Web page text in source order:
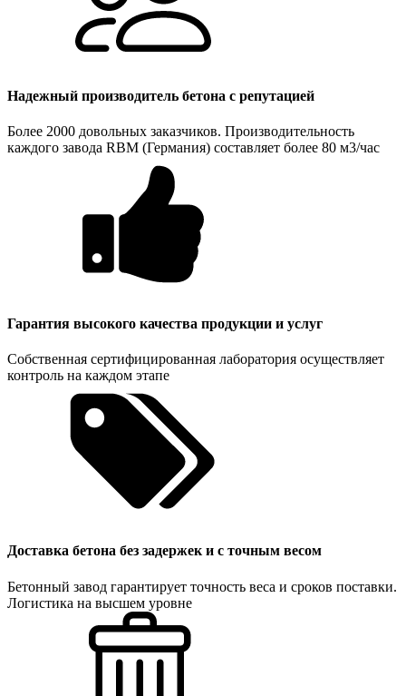
Надежный производитель бетона с репутацией
Более 2000 довольных заказчиков. Производительность
каждого завода RBM (Германия) составляет более 80 м3/час
Гарантия высокого качества продукции и услуг
Собственная сертифицированная лаборатория осуществляет
контроль на каждом этапе
Доставка бетона без задержек и с точным весом
Бетонный завод гарантирует точность веса и сроков поставки.
Логистика на высшем уровне